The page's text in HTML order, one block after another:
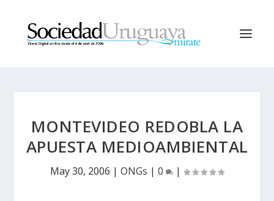
MONTEVIDEO REDOBLA LA
APUESTA MEDIOAMBIENTAL
May 30, 2006 | ONGs | 0 |